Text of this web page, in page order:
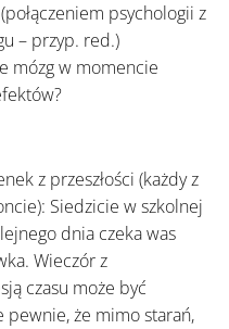
psychologii z
– przyp. red.)
mózg w momencie
z przeszłości (każdy z
Siedzicie w szkolnej
dnia czeka was
Wieczór z
czasu może być
pewnie, że mimo starań,